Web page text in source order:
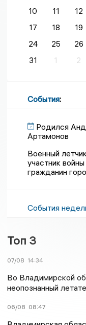
10
11 12
17
18 19
24
25 26
31
1 2
События:
Родился
Артамонов
Военный
участник
гражданин
События
Топ 3
07/08 14:34
Во Владимирской
неопознанный
06/08 08:47